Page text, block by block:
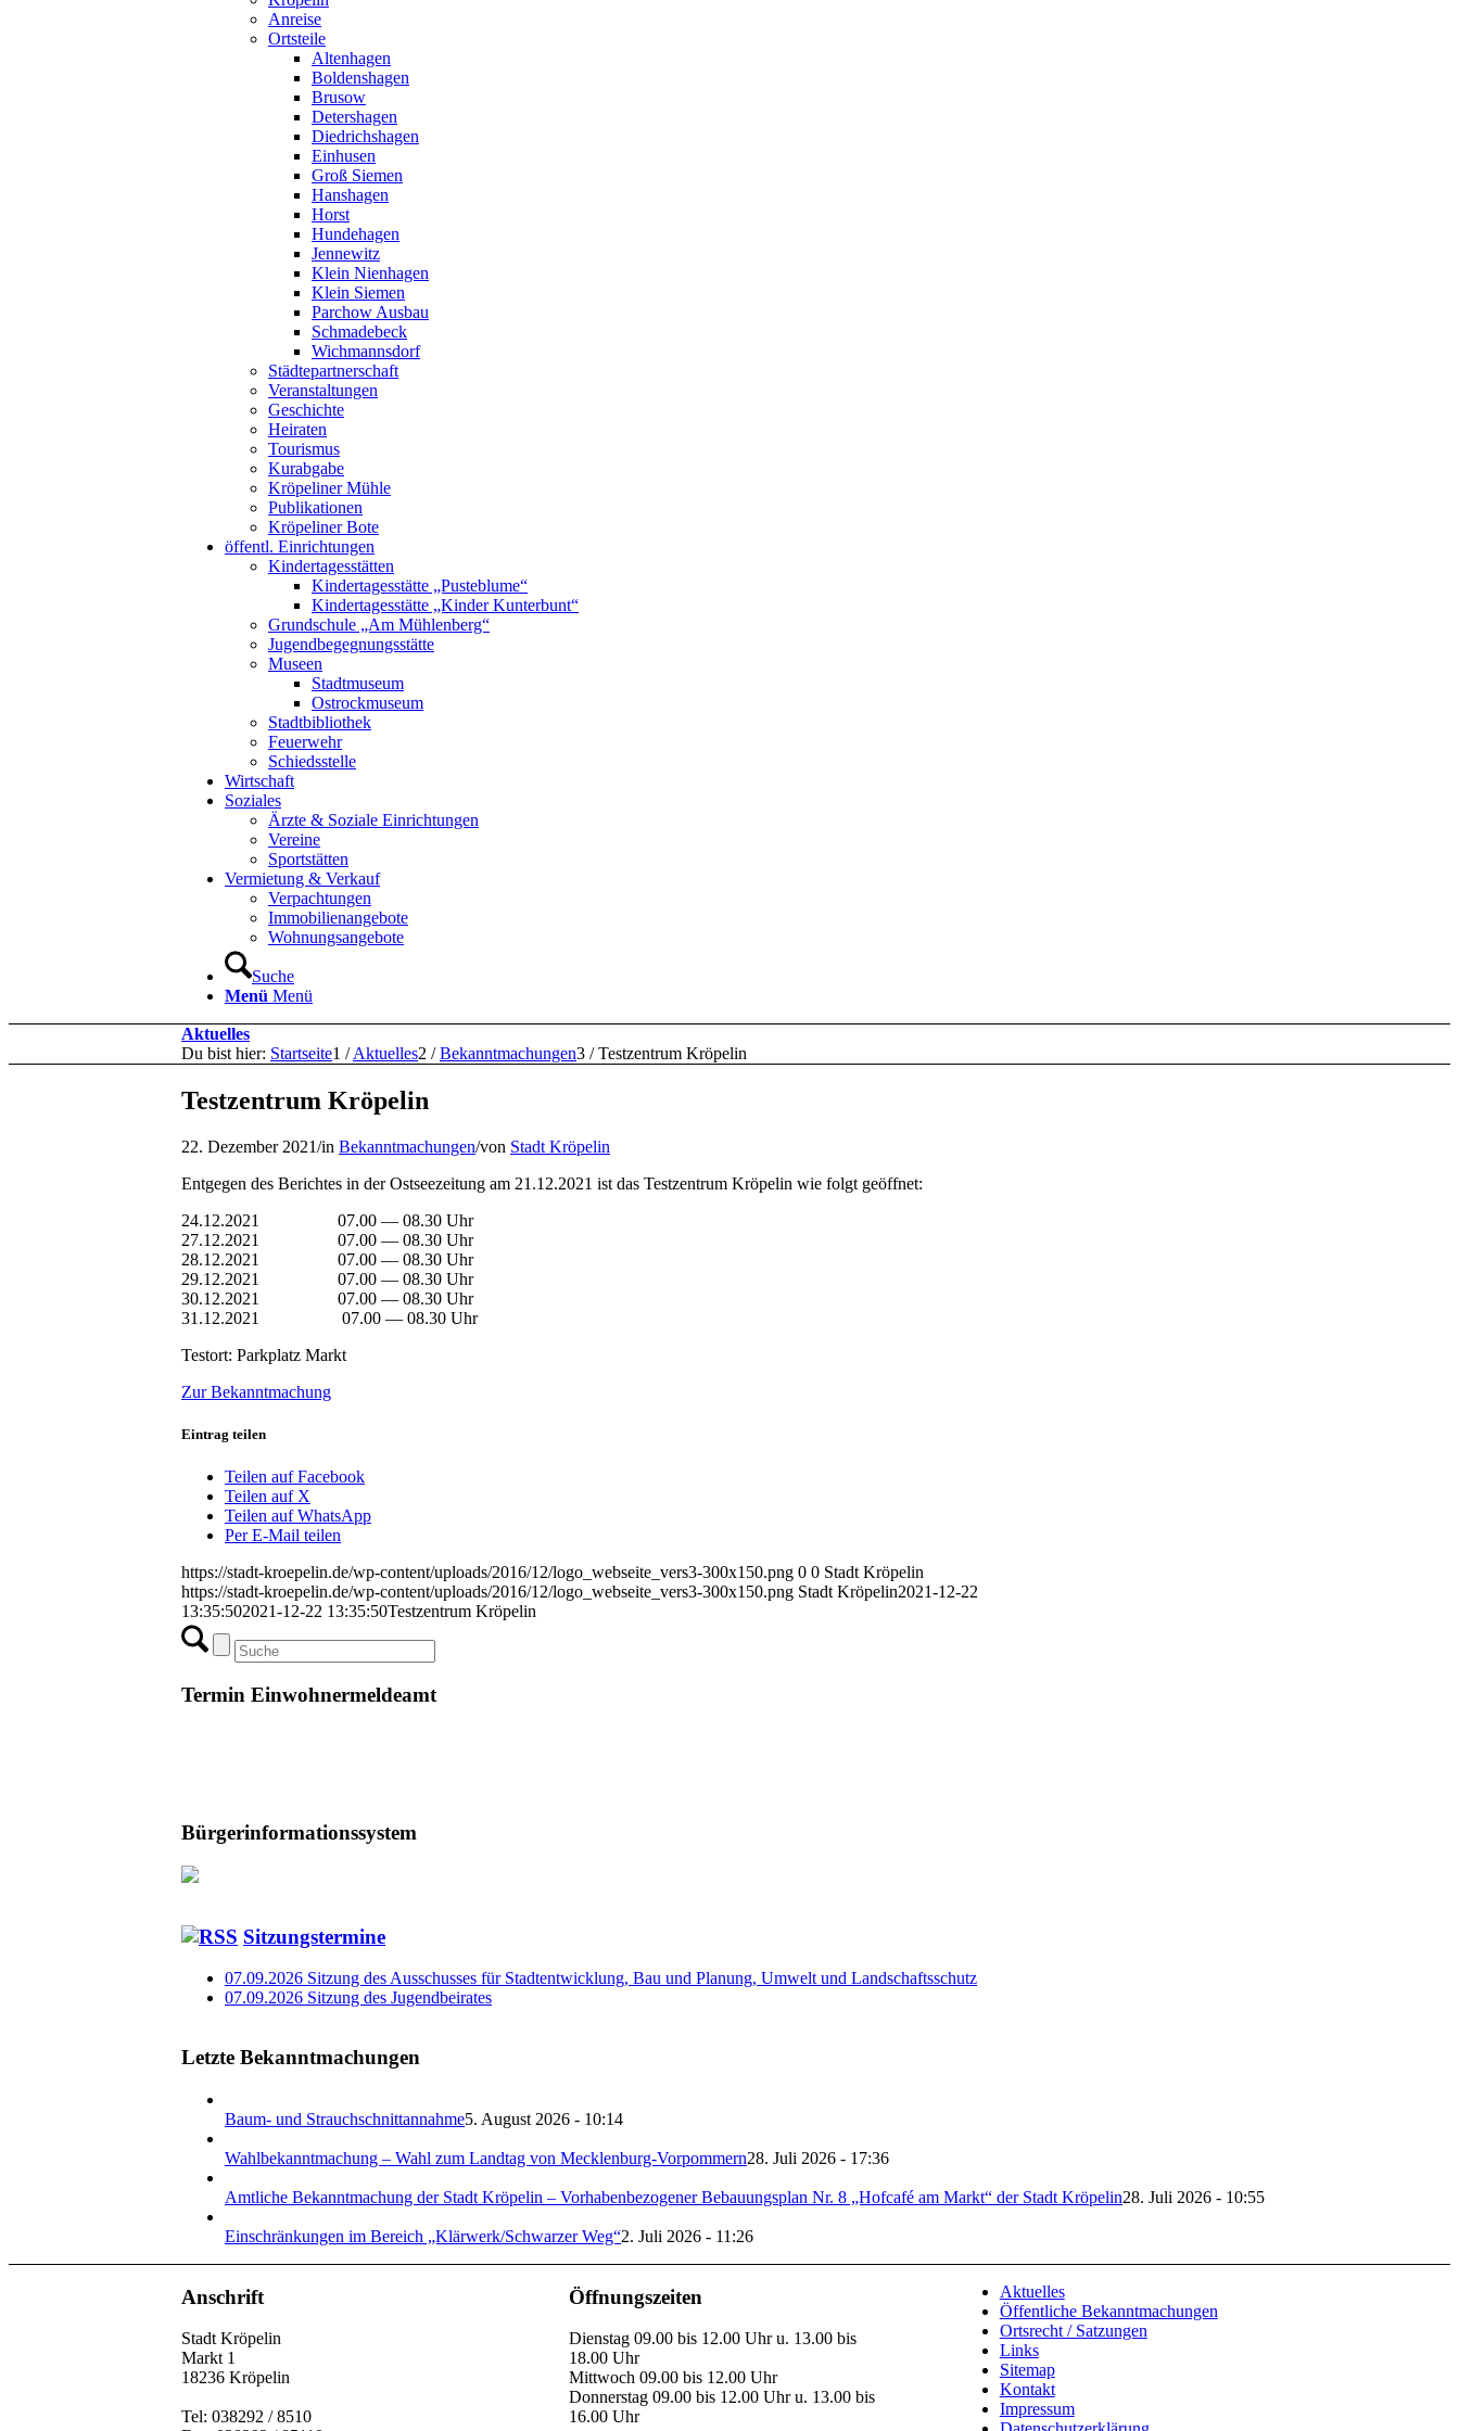
Anreise
Ortsteile
Altenhagen
Boldenshagen
Brusow
Detershagen
Diedrichshagen
Einhusen
Groß Siemen
Hanshagen
Horst
Hundehagen
Jennewitz
Klein Nienhagen
Klein Siemen
Parchow Ausbau
Schmadebeck
Wichmannsdorf
Städtepartnerschaft
Veranstaltungen
Geschichte
Heiraten
Tourismus
Kurabgabe
Kröpeliner Mühle
Publikationen
Kröpeliner Bote
öffentl. Einrichtungen
Kindertagesstätten
Kindertagesstätte „Pusteblume“
Kindertagesstätte „Kinder Kunterbunt“
Grundschule „Am Mühlenberg“
Jugendbegegnungsstätte
Museen
Stadtmuseum
Ostrockmuseum
Stadtbibliothek
Feuerwehr
Schiedsstelle
Wirtschaft
Soziales
Ärzte & Soziale Einrichtungen
Vereine
Sportstätten
Vermietung & Verkauf
Verpachtungen
Immobilienangebote
Wohnungsangebote
Suche
Menü Menü
Aktuelles
Du bist hier: Startseite1 / Aktuelles2 / Bekanntmachungen3 / Testzentrum Kröpelin
Testzentrum Kröpelin
22. Dezember 2021/in Bekanntmachungen/von Stadt Kröpelin
Entgegen des Berichtes in der Ostseezeitung am 21.12.2021 ist das Testzentrum Kröpelin wie folgt geöffnet:
24.12.2021 07.00 — 08.30 Uhr
27.12.2021 07.00 — 08.30 Uhr
28.12.2021 07.00 — 08.30 Uhr
29.12.2021 07.00 — 08.30 Uhr
30.12.2021 07.00 — 08.30 Uhr
31.12.2021 07.00 — 08.30 Uhr
Testort: Parkplatz Markt
Zur Bekanntmachung
Eintrag teilen
Teilen auf Facebook
Teilen auf X
Teilen auf WhatsApp
Per E-Mail teilen
https://stadt-kroepelin.de/wp-content/uploads/2016/12/logo_webseite_vers3-300x150.png 0 0 Stadt Kröpelin
https://stadt-kroepelin.de/wp-content/uploads/2016/12/logo_webseite_vers3-300x150.png Stadt Kröpelin2021-12-22
13:35:502021-12-22 13:35:50Testzentrum Kröpelin
Termin Einwohnermeldeamt
Bürgerinformationssystem
Sitzungstermine
07.09.2026 Sitzung des Ausschusses für Stadtentwicklung, Bau und Planung, Umwelt und Landschaftsschutz
07.09.2026 Sitzung des Jugendbeirates
Letzte Bekanntmachungen
Baum- und Strauchschnittannahme5. August 2026 - 10:14
Wahlbekanntmachung – Wahl zum Landtag von Mecklenburg-Vorpommern28. Juli 2026 - 17:36
Amtliche Bekanntmachung der Stadt Kröpelin – Vorhabenbezogener Bebauungsplan Nr. 8 „Hofcafé am Markt“ der Stadt Kröpelin28. Juli 2026 - 10:55
Einschränkungen im Bereich „Klärwerk/Schwarzer Weg“2. Juli 2026 - 11:26
Anschrift
Stadt Kröpelin
Markt 1
18236 Kröpelin
Tel: 038292 / 8510
Öffnungszeiten
Dienstag 09.00 bis 12.00 Uhr u. 13.00 bis
18.00 Uhr
Mittwoch 09.00 bis 12.00 Uhr
Donnerstag 09.00 bis 12.00 Uhr u. 13.00 bis
16.00 Uhr
Aktuelles
Öffentliche Bekanntmachungen
Ortsrecht / Satzungen
Links
Sitemap
Kontakt
Impressum